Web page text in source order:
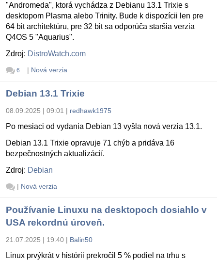
"Andromeda", ktorá vychádza z Debianu 13.1 Trixie s
desktopom Plasma alebo Trinity. Bude k dispozícii len pre
64 bit architektúru, pre 32 bit sa odporúča staršia verzia
Q4OS 5 "Aquarius".
Zdroj: DistroWatch.com
6 | Nová verzia
Debian 13.1 Trixie
08.09.2025 | 09:01 | redhawk1975
Po mesiaci od vydania Debian 13 vyšla nová verzia 13.1.
Debian 13.1 Trixie opravuje 71 chýb a pridáva 16
bezpečnostných aktualizácií.
Zdroj: Debian
| Nová verzia
Používanie Linuxu na desktopoch dosiahlo v
USA rekordnú úroveň.
21.07.2025 | 19:40 | Balin50
Linux prvýkrát v histórii prekročil 5 % podiel na trhu s